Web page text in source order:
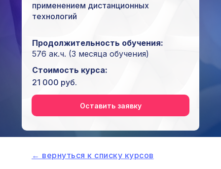
i
Оставить заявку
применением дистанционных
технологий
Стоимость курса:
21 000 руб.
Продолжительность обучения:
576 ак.ч. (3 месяца обучения)
← вернуться к списку курсов